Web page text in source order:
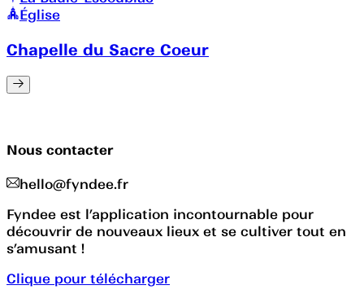
Église
Chapelle du Sacre Coeur
Nous contacter
hello@fyndee.fr
Fyndee est l’application incontournable pour
découvrir de nouveaux lieux et se cultiver tout en
s’amusant !
Clique pour télécharger